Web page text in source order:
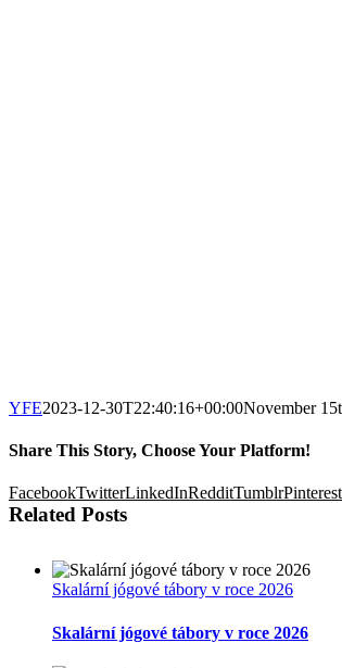
YFE2023-12-30T22:40:16+00:00November
Share This Story, Choose Your Platform!
FacebookTwitterLinkedInRedditTumblrPinterest
Related Posts
Skalární jógové tábory v roce 2026
Skalární jógové tábory v roce 2026